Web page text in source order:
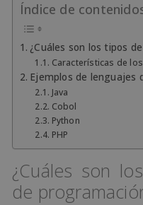
Índice de
¿Cuáles son los tipos
Características de
Ejemplos de lenguajes
Java
Cobol
Python
PHP
¿Cuáles son
de